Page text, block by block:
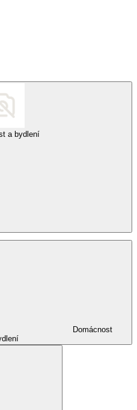
a bydlení
Domácnost